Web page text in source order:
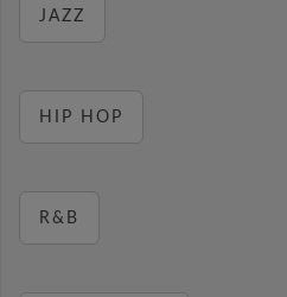
JAZZ
HIP HOP
R&B